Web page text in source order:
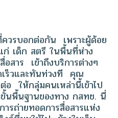
รบอกต่อกัน เพราะผู้ด้อย
เด็ก สตรี ในพื้นที่ห่าง
สาร เข้าถึงบริการต่างๆ
เร็วและทันท่วงที คุณ
อ ให้กลุ่มคนเหล่านี้เข้าไป
นพื้นฐานของทาง กสทช. นี่
รถ่ายทอดการสื่อสารแห่ง